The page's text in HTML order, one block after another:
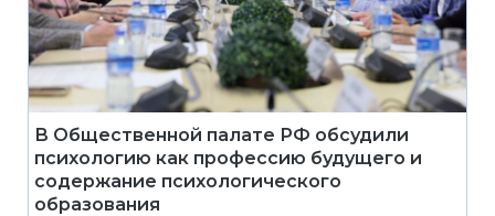
В Общественной палате РФ обсудили
психологию как профессию будущего и
содержание психологического
образования